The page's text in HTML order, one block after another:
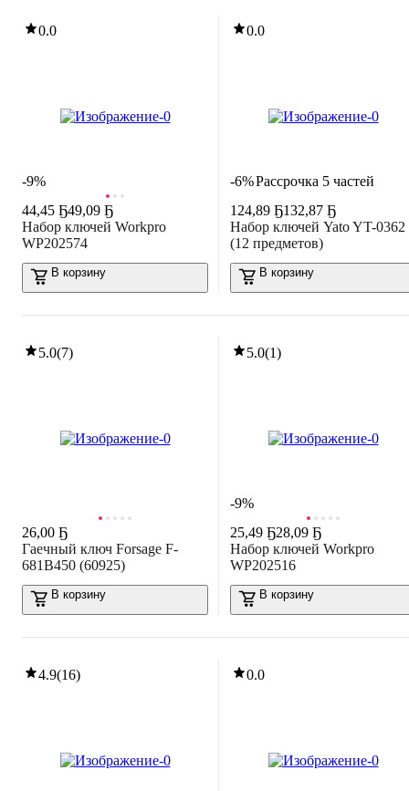
0.0
-9%
44,45 Ҕ49,09 Ҕ
Набор ключей Workpro
WP202574
В корзину
0.0
-6%Рассрочка 5 частей
124,89 Ҕ132,87 Ҕ
Набор ключей Yato YT-0362
(12 предметов)
В корзину
5.0(7)
26,00 Ҕ
Гаечный ключ Forsage F-
681B450 (60925)
В корзину
5.0(1)
-9%
25,49 Ҕ28,09 Ҕ
Набор ключей Workpro
WP202516
В корзину
4.9(16) 0.0